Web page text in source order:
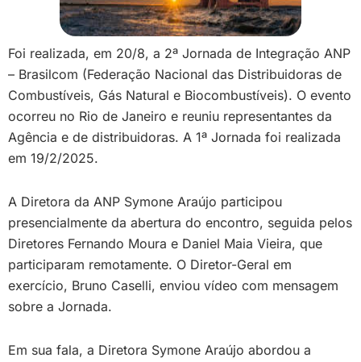
Foi realizada, em 20/8, a 2ª Jornada de Integração ANP
– Brasilcom (Federação Nacional das Distribuidoras de
Combustíveis, Gás Natural e Biocombustíveis). O evento
ocorreu no Rio de Janeiro e reuniu representantes da
Agência e de distribuidoras. A 1ª Jornada foi realizada
em 19/2/2025.
A Diretora da ANP Symone Araújo participou
presencialmente da abertura do encontro, seguida pelos
Diretores Fernando Moura e Daniel Maia Vieira, que
participaram remotamente. O Diretor-Geral em
exercício, Bruno Caselli, enviou vídeo com mensagem
sobre a Jornada.
Em sua fala, a Diretora Symone Araújo abordou a